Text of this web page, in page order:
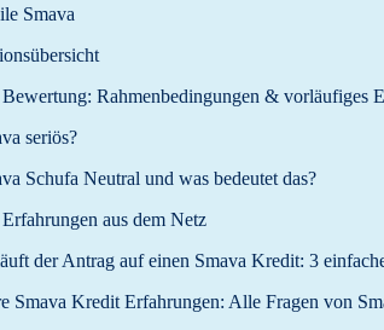
Smava
Bewertung: Rahmenbedingungen & vorläufiges
seriös?
Schufa Neutral und was bedeutet das?
aus dem Netz
der Antrag auf einen Smava Kredit: 3
Smava Kredit Erfahrungen: Alle Fragen von